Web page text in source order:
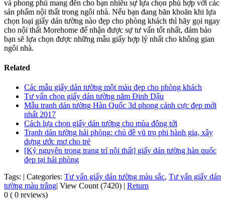
và phong phú mang đến cho bạn nhiều sự lựa chọn phù hợp với các
sản phẩm nội thất trong ngôi nhà. Nếu bạn đang băn khoăn khi lựa
chọn loại giấy dán tường nào đẹp cho phòng khách thì hãy gọi ngay
cho nội thất Morehome để nhận được sự tư vấn tốt nhất, đảm bảo
bạn sẽ lựa chọn được những mẫu giấy hợp lý nhất cho không gian
ngôi nhà.
Related
Các mẫu giấy dán tường một màu đẹp cho phòng khách
Tư vấn chọn giấy dán tường năm Đinh Dậu
Mẫu tranh dán tường Hàn Quốc 3d phong cảnh cực đẹp mới
nhất 2017
Cách lựa chọn giấy dán tường cho mùa đông tới
Tranh dán tường hải phòng: chủ đề vũ trụ phi hành gia, xây
dựng ước mơ cho trẻ
[Kỷ nguyên trong trang trí nội thất] giấy dán tường hàn quốc
đẹp tại hải phòng
Tags: | Categories: Tư vấn giấy dán tường màu sắc, Tư vấn giấy dán
tường màu trắng| View Count (7420) | Return
0 ( 0 reviews)